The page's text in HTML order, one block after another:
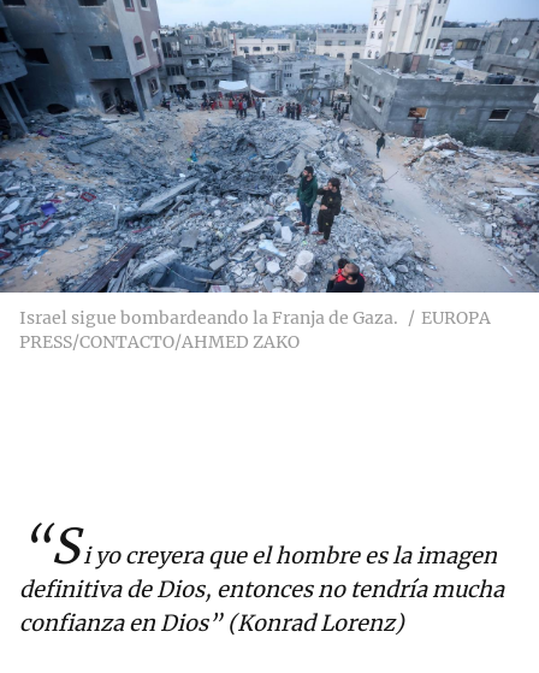
Israel sigue bombardeando la Franja de Gaza.
EUROPA
PRESS/CONTACTO/AHMED ZAKO
“Si yo creyera que el hombre es la imagen
definitiva de Dios, entonces no tendría mucha
confianza en Dios” (Konrad Lorenz)